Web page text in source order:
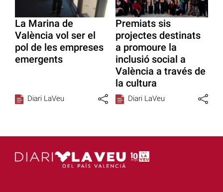
La Marina de
València vol ser el
pol de les empreses
emergents
Diari LaVeu
Premiats sis
projectes destinats
a promoure la
inclusió social a
València a través de
la cultura
Diari LaVeu